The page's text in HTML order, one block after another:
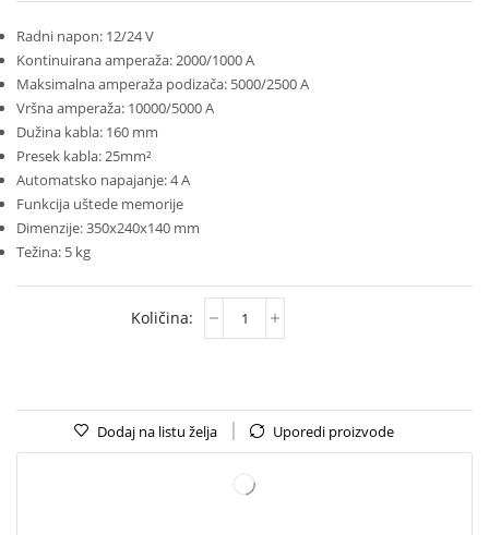
Radni napon: 12/24 V
Kontinuirana amperaža: 2000/1000 А
Maksimalna amperaža podizača: 5000/2500 А
Vršna amperaža: 10000/5000 А
Dužina kabla: 160 mm
Presek kabla: 25mm²
Automatsko napajanje: 4 A
Funkcija uštede memorije
Dimenzije: 350x240x140 mm
Težina: 5 kg
Dodaj na listu želja Uporedi proizvode